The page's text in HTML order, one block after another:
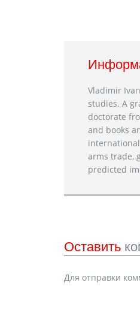
Vladimir
studies. A
doctorate
and books
arms trade,
predicted
Оставить
Для отправки